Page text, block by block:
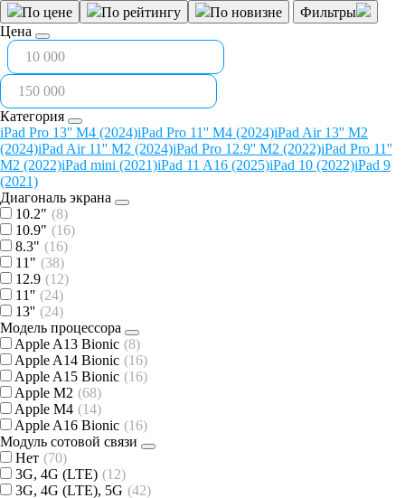
По цене По рейтингу По новизне
Фильтры
Цена
Категория
iPad Pro 13'' M4 (2024)iPad Pro 11'' M4 (2024)iPad Air 13'' M2
(2024)iPad Air 11'' M2 (2024)iPad Pro 12.9'' М2 (2022)iPad Pro 11''
М2 (2022)iPad mini (2021)iPad 11 A16 (2025)iPad 10 (2022)iPad 9
(2021)
Диагональ экрана
10.2" (8)
10.9" (16)
8.3" (16)
11" (38)
12.9 (12)
11'' (24)
13'' (24)
Модель процессора
Apple A13 Bionic (8)
Apple A14 Bionic (16)
Apple A15 Bionic (16)
Apple M2 (68)
Apple M4 (14)
Apple A16 Bionic (16)
Модуль сотовой связи
Нет (70)
3G, 4G (LTE) (12)
3G, 4G (LTE), 5G (42)